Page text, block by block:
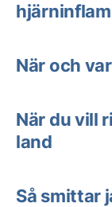
När och
När du vill
land
Så smittar